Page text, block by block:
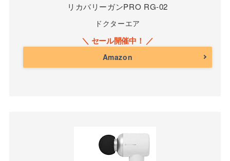
リカバリーガンPRO RG-02
ドクターエア
Amazon